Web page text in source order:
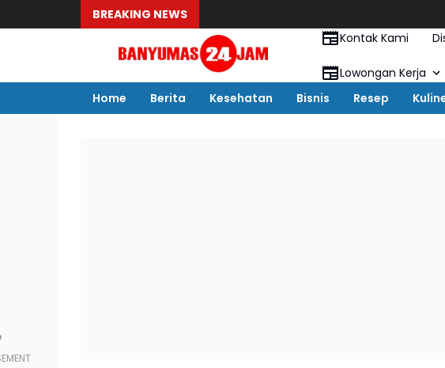
BREAKING NEWS
Kontak Kami
Lowongan Kerja
Home
Berita Kesehatan Bisnis Resep